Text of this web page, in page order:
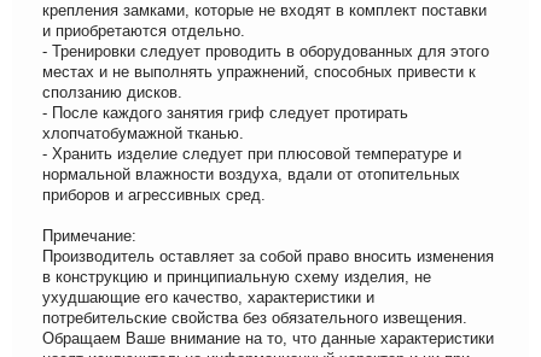
крепления замками, которые не входят в комплект поставки
и приобретаются отдельно.
- Тренировки следует проводить в оборудованных для этого
местах и не выполнять упражнений, способных привести к
сползанию дисков.
- После каждого занятия гриф следует протирать
хлопчатобумажной тканью.
- Хранить изделие следует при плюсовой температуре и
нормальной влажности воздуха, вдали от отопительных
приборов и агрессивных сред.
Примечание:
Производитель оставляет за собой право вносить изменения
в конструкцию и принципиальную схему изделия, не
ухудшающие его качество, характеристики и
потребительские свойства без обязательного извещения.
Обращаем Ваше внимание на то, что данные характеристики